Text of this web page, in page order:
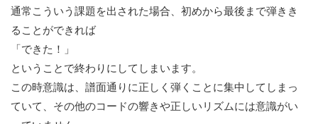
通常こういう課題を出された場合、初めから最後まで弾きき
ることができれば
「できた！」
ということで終わりにしてしまいます。
この時意識は、譜面通りに正しく弾くことに集中してしまっ
ていて、その他のコードの響きや正しいリズムには意識がい